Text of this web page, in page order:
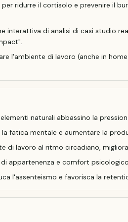
ridurre il cortisolo e prevenire il
interattiva di analisi di casi studio
l'ambiente di lavoro (anche in
naturali abbassino la
fatica mentale e aumentare la
di lavoro al ritmo circadiano,
di appartenenza e comfort
l'assenteismo e favorisca la